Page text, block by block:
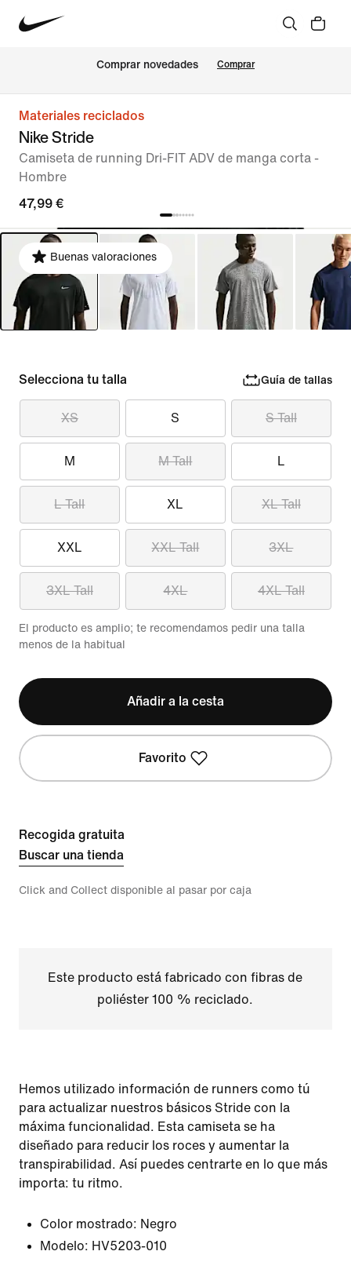
Comprar novedades Comprar
Materiales reciclados
Nike Stride
Camiseta de running Dri-FIT ADV de manga corta -
Hombre
47,99 €
Buenas valoraciones
Selecciona tu talla Guía de tallas
XS S S Tall
M M Tall L
L Tall XL XL Tall
XXL XXL Tall 3XL
3XL Tall 4XL 4XL Tall
El producto es amplio; te recomendamos pedir una talla
menos de la habitual
Añadir a la cesta
Favorito
Recogida gratuita
Buscar una tienda
Click and Collect disponible al pasar por caja
Este producto está fabricado con fibras de
poliéster 100 % reciclado.
Hemos utilizado información de runners como tú
para actualizar nuestros básicos Stride con la
máxima funcionalidad. Esta camiseta se ha
diseñado para reducir los roces y aumentar la
transpirabilidad. Así puedes centrarte en lo que más
importa: tu ritmo.
Color mostrado: Negro
Modelo: HV5203-010